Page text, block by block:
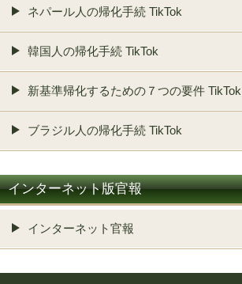
ネパール人の帰化手続 TikTok
韓国人の帰化手続 TikTok
新基準帰化するための７つの要件 TikTok
ブラジル人の帰化手続 TikTok
インターネット版官報
インターネット官報